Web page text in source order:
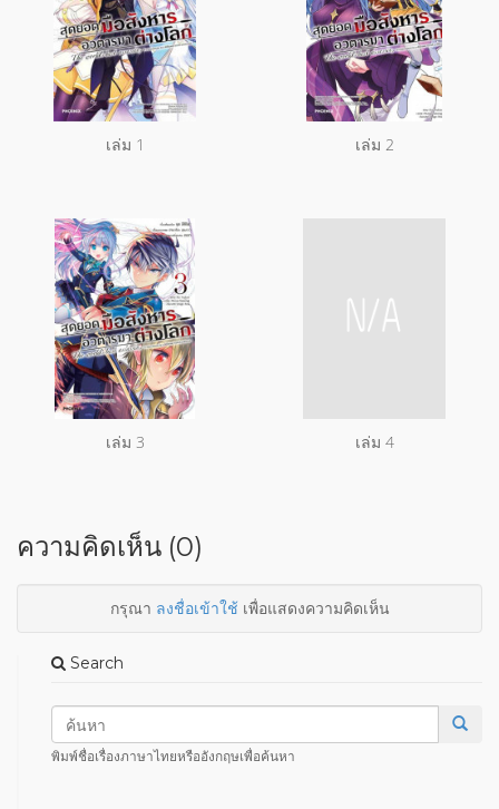
เล่ม 1 เล่ม 2
เล่ม 3 เล่ม 4
ความคิดเห็น (0)
กรุณา ลงชื่อเข้าใช้เพื่อแสดงความคิดเห็น
Search
พิมพ์ชื่อเรื่องภาษาไทยหรืออังกฤษเพื่อค้นหา